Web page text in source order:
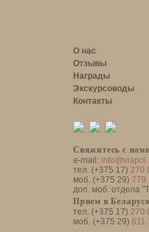
О нас
Отзывы
Награды
Экскурсоводы
Контакты
Свяжитесь с
e-mail:
тел. (+375 17) 270
моб. (+375 29) 779
доп. моб. отдела
Прием в
тел. (+375 17) 270
моб. (+375 29) 611